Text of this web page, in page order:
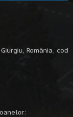
România, cod